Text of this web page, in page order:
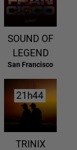
SOUND OF
LEGEND
San Francisco
21h44
21h44
TRINIX